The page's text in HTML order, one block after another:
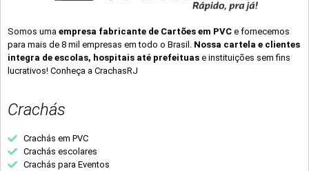
Somos uma empresa fabricante de Cartões em PVC e fornecemos
para mais de 8 mil empresas em todo o Brasil. Nossa cartela e clientes
integra de escolas, hospitais até prefeituas e instituições sem fins
lucrativos! Conheça a CrachasRJ
Crachás
Crachás em PVC
Crachás escolares
Crachás para Eventos